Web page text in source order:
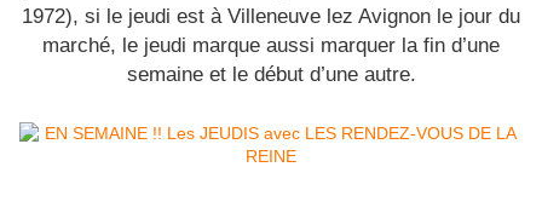
1972), si le jeudi est à Villeneuve lez Avignon le jour du
marché, le jeudi marque aussi marquer la fin d’une
semaine et le début d’une autre.